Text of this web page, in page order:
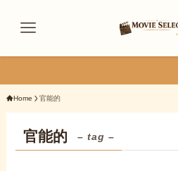
Home 官能的
官能的 – tag –